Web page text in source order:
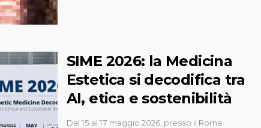
SIME 2026: la Medicina
Estetica si decodifica tra
AI, etica e sostenibilità
Dal 15 al 17 maggio 2026, presso il Roma